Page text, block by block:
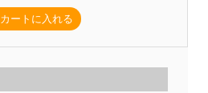
カートに入れる